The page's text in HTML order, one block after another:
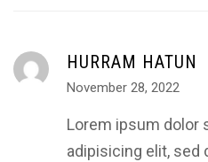
HURRAM HATUN
November 28, 2022
Lorem ipsum dolor
adipisicing elit, sed